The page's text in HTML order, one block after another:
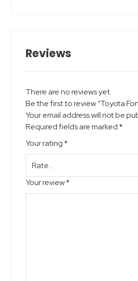
Reviews
There are no reviews yet.
Be the first to review “Toyota
Your email address will not be
Required fields are marked*
Your rating*
Your review*